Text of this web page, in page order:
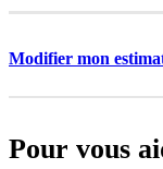
Modifier mon
Pour vous